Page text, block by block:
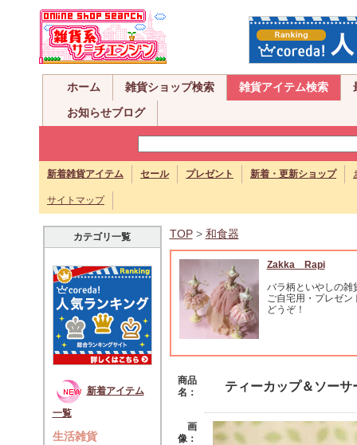
ホーム 雑貨ショップ検索 雑貨アイテム検索
お知らせブログ
新着雑貨アイテム セール プレゼント 新着・更新ショップ
サイトマップ
カテゴリ一覧
新着アイテム
一覧
生活雑貨
TOP> 和食器
Zakka Rapi
バラ柄といやしの雑
ご自宅用・プレゼン
どうぞ！
商品
名：
ティーカップ＆ソ
画
像：